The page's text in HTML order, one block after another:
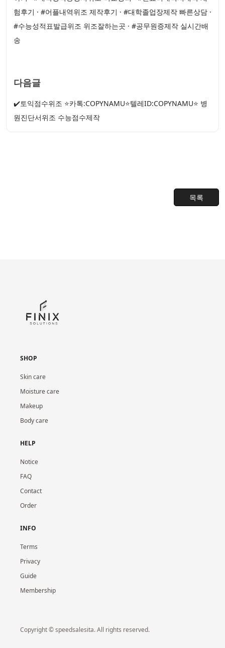
험후기 · #어플내역위조 제작후기 · #대학졸업장제작 빠른상담 ·
#수능성적표발급위조 위조잘하는곳 · #공무원증제작 실시간배
송
다음글
✔️토익점수위조 ⭐카톡:COPYNAMU⭐텔레ID:COPYNAMU⭐ 병
원진단서위조 수능점수제작
목록
SHOP
Skin care
Moisture care
Makeup
Body care
HELP
Notice
FAQ
Contact
Order
INFO
Terms
Privacy
Guide
Membership
Copyright © speedsalesita. All rights reserved.